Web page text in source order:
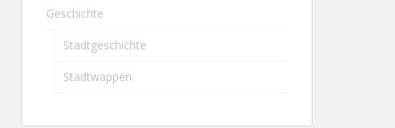
Geschichte
Stadtgeschichte
Stadtwappen